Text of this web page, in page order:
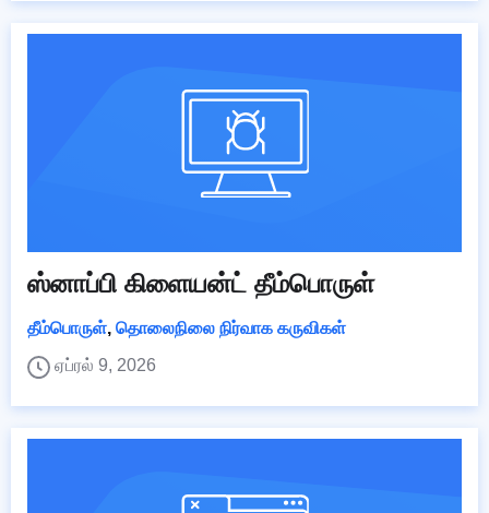
ஸ்னாப்பி கிளையன்ட் தீம்பொருள்
தீம்பொருள், தொலைநிலை நிர்வாக கருவிகள்
ஏப்ரல் 9, 2026